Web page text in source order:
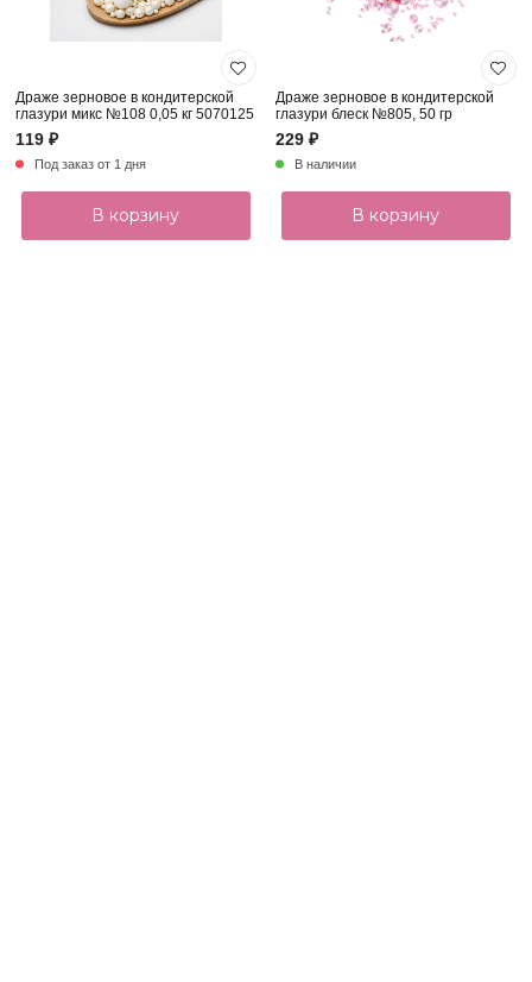
Драже зерновое в кондитерской
глазури микс №108 0,05 кг 5070125
119 ₽
Под заказ от 1 дня
В корзину
Драже зерновое в кондитерской
глазури блеск №805, 50 гр
229 ₽
В наличии
В корзину